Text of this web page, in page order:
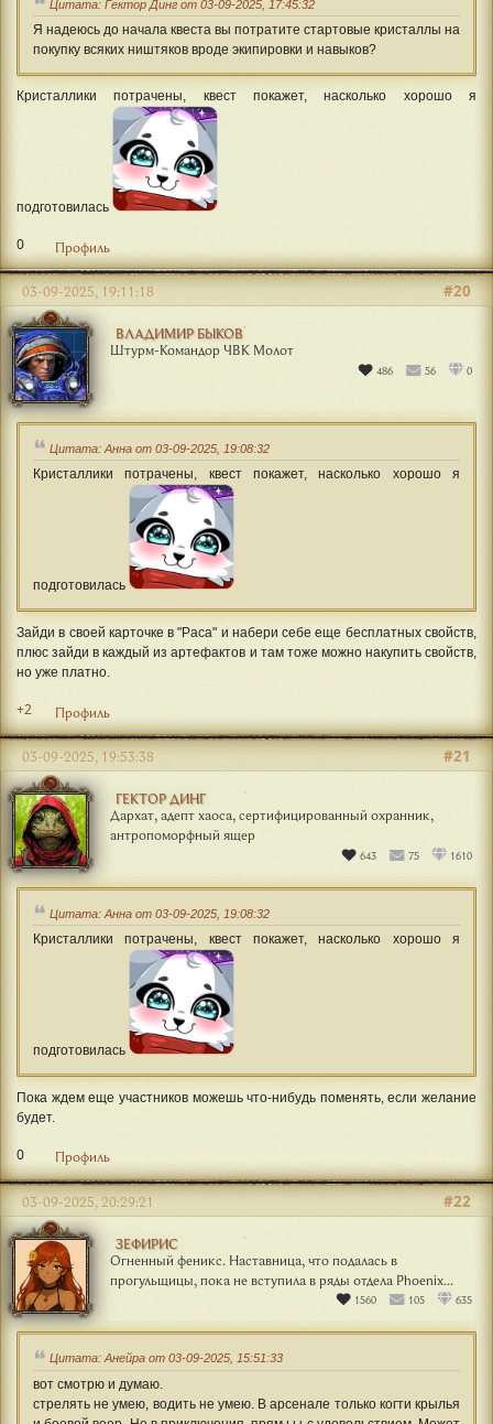
Цитата: Гектор Динг от 03-09-2025, 17:45:32
Я надеюсь до начала квеста вы потратите стартовые кристаллы на
покупку всяких ништяков вроде экипировки и навыков?
Кристаллики потрачены, квест покажет, насколько хорошо я
подготовилась
0 Профиль
ВЛАДИМИР БЫКОВ
Штурм-Командор ЧВК Молот
486 56 0
#20
03-09-2025, 19:11:18
Цитата: Анна от 03-09-2025, 19:08:32
Кристаллики потрачены, квест покажет, насколько хорошо я
подготовилась
Зайди в своей карточке в "Раса" и набери себе еще бесплатных свойств,
плюс зайди в каждый из артефактов и там тоже можно накупить свойств,
но уже платно.
+2 Профиль
ГЕКТОР ДИНГ
Дархат, адепт хаоса, сертифицированный охранник,
антропоморфный ящер
643 75 1610
#21
03-09-2025, 19:53:38
Цитата: Анна от 03-09-2025, 19:08:32
Кристаллики потрачены, квест покажет, насколько хорошо я
подготовилась
Пока ждем еще участников можешь что-нибудь поменять, если желание
будет.
0 Профиль
ЗЕФИРИС
Огненный феникс. Наставница, что подалась в
прогульщицы, пока не вступила в ряды отдела Phoenix...
1560 105 635
#22
03-09-2025, 20:29:21
Цитата: Анейра от 03-09-2025, 15:51:33
вот смотрю и думаю.
стрелять не умею, водить не умею. В арсенале только когти крылья